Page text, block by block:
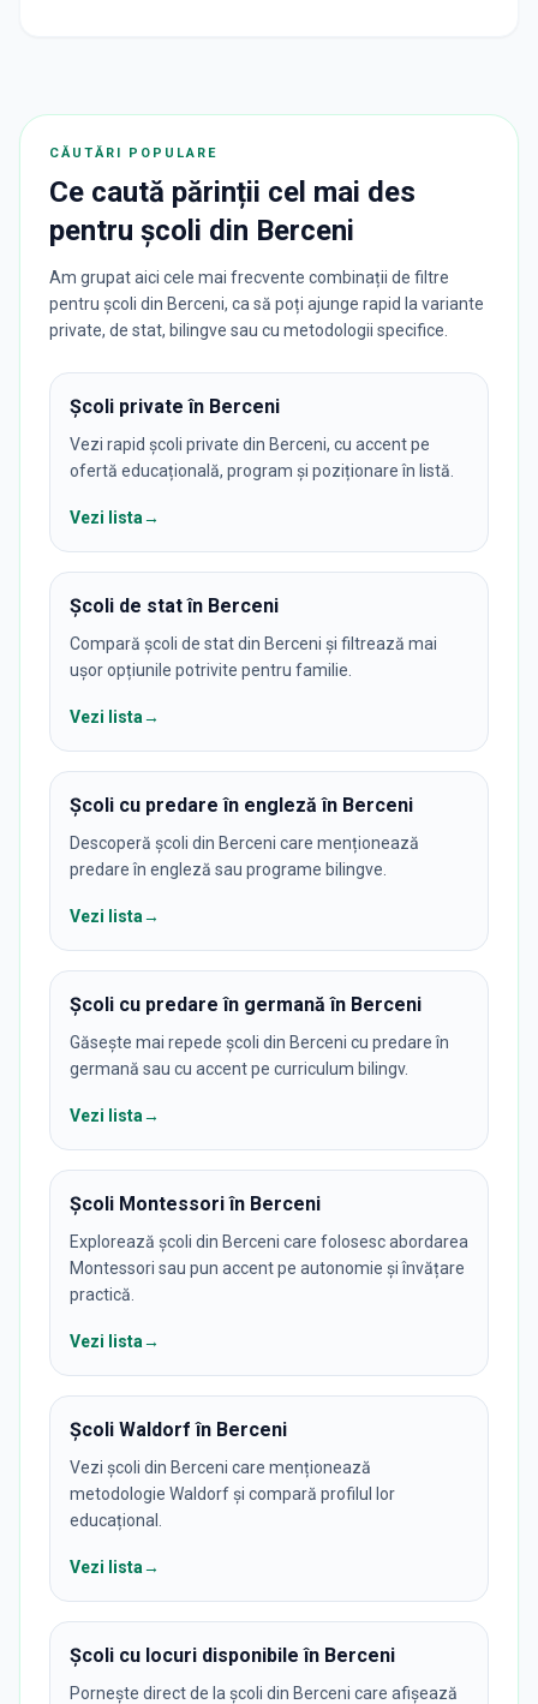
CĂUTĂRI POPULARE
Ce caută părinții cel mai des
pentru școli din Berceni
Am grupat aici cele mai frecvente combinații de filtre
pentru școli din Berceni, ca să poți ajunge rapid la variante
private, de stat, bilingve sau cu metodologii specifice.
Școli private în Berceni
Vezi rapid școli private din Berceni, cu accent pe
ofertă educațională, program și poziționare în listă.
Vezi lista→
Școli de stat în Berceni
Compară școli de stat din Berceni și filtrează mai
ușor opțiunile potrivite pentru familie.
Vezi lista→
Școli cu predare în engleză în Berceni
Descoperă școli din Berceni care menționează
predare în engleză sau programe bilingve.
Vezi lista→
Școli cu predare în germană în Berceni
Găsește mai repede școli din Berceni cu predare în
germană sau cu accent pe curriculum bilingv.
Vezi lista→
Școli Montessori în Berceni
Explorează școli din Berceni care folosesc abordarea
Montessori sau pun accent pe autonomie și învățare
practică.
Vezi lista→
Școli Waldorf în Berceni
Vezi școli din Berceni care menționează
metodologie Waldorf și compară profilul lor
educațional.
Vezi lista→
Școli cu locuri disponibile în Berceni
Pornește direct de la școli din Berceni care afișează